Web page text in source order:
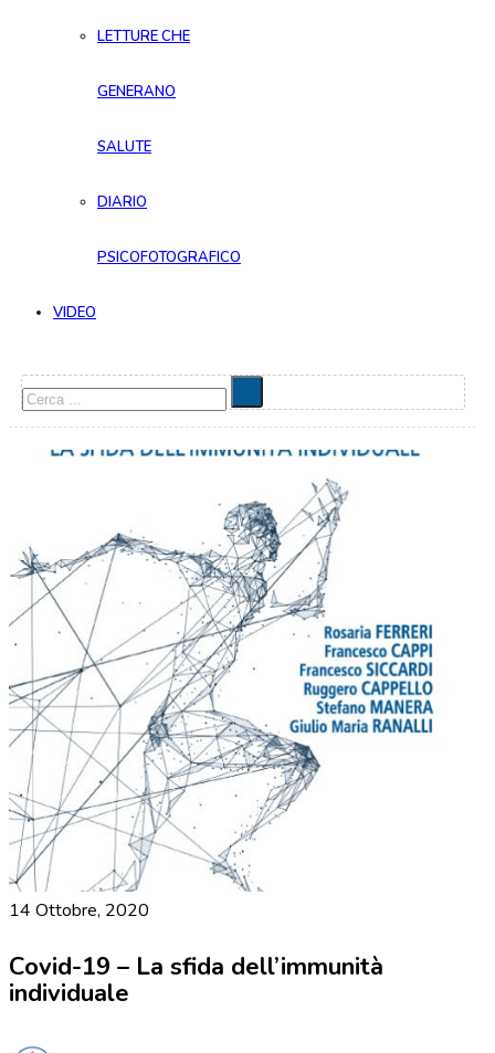
LETTURE CHE
GENERANO
SALUTE
DIARIO
PSICOFOTOGRAFICO
VIDEO
Cerca
14 Ottobre, 2020
Covid-19 – La sfida dell’immunità
individuale